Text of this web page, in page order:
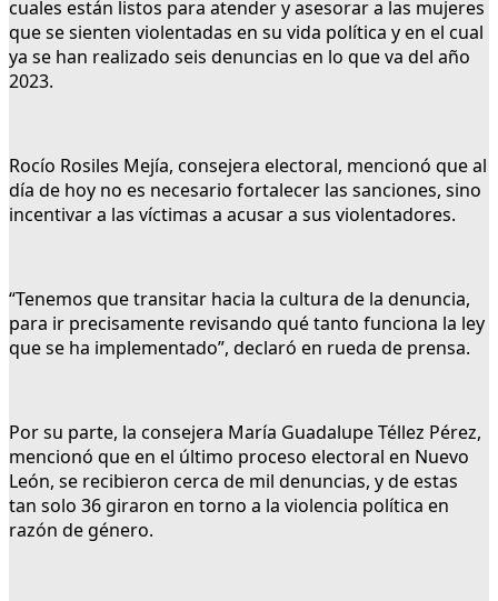
cuales están listos para atender y asesorar a las mujeres
que se sienten violentadas en su vida política y en el cual
ya se han realizado seis denuncias en lo que va del año
2023.
Rocío Rosiles Mejía, consejera electoral, mencionó que al
día de hoy no es necesario fortalecer las sanciones, sino
incentivar a las víctimas a acusar a sus violentadores.
“Tenemos que transitar hacia la cultura de la denuncia,
para ir precisamente revisando qué tanto funciona la ley
que se ha implementado”, declaró en rueda de prensa.
Por su parte, la consejera María Guadalupe Téllez Pérez,
mencionó que en el último proceso electoral en Nuevo
León, se recibieron cerca de mil denuncias, y de estas
tan solo 36 giraron en torno a la violencia política en
razón de género.